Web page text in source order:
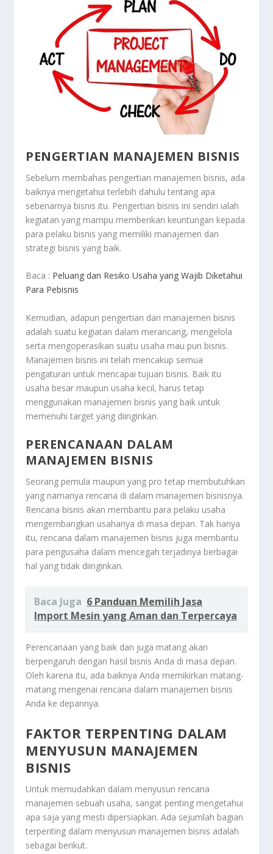
PENGERTIAN MANAJEMEN BISNIS
Sebelum membahas pengertian manajemen bisnis, ada
baiknya mengetahui terlebih dahulu tentang apa
sebenarnya bisnis itu. Pengertian bisnis ini sendiri ialah
kegiatan yang mampu memberikan keuntungan kepada
para pelaku bisnis yang memiliki manajemen dan
strategi bisnis yang baik.
Baca : Peluang dan Resiko Usaha yang Wajib Diketahui
Para Pebisnis
Kemudian, adapun pengertian dari manajemen bisnis
adalah suatu kegiatan dalam merancang, mengelola
serta mengoperasikan suatu usaha mau pun bisnis.
Manajemen bisnis ini telah mencakup semua
pengaturan untuk mencapai tujuan bisnis. Baik itu
usaha besar maupun usaha kecil, harus tetap
menggunakan manajemen bisnis yang baik untuk
memenuhi target yang diinginkan.
PERENCANAAN DALAM
MANAJEMEN BISNIS
Seorang pemula maupun yang pro tetap membutuhkan
yang namanya rencana di dalam manajemen bisnisnya.
Rencana bisnis akan membantu para pelaku usaha
mengembangkan usahanya di masa depan. Tak hanya
itu, rencana dalam manajemen bisnis juga membantu
para pengusaha dalam mencegah terjadinya berbagai
hal yang tidak diinginkan.
Baca Juga 6 Panduan Memilih Jasa
Import Mesin yang Aman dan Terpercaya
Perencanaan yang baik dan juga matang akan
berpengaruh dengan hasil bisnis Anda di masa depan.
Oleh karena itu, ada baiknya Anda memikirkan matang-
matang mengenai rencana dalam manajemen bisnis
Anda ke depannya.
FAKTOR TERPENTING DALAM
MENYUSUN MANAJEMEN
BISNIS
Untuk memudahkan dalam menyusun rencana
manajemen sebuah usaha, sangat penting mengetahui
apa saja yang mesti dipersiapkan. Ada sejumlah bagian
terpenting dalam menyusun manajemen bisnis adalah
sebagai berikut.